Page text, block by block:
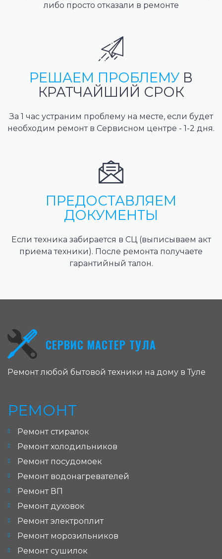
либо просто отказали в ремонте
РЕШАЕМ ПРОБЛЕМУ В
КРАТЧАЙШИЙ СРОК
За 1 час устраним проблему на месте, если будет
необходим ремонт в Сервисном центре - 1-2 дня.
ПРЕДОСТАВЛЯЕМ
ДОКУМЕНТЫ
Если техника забирается в СЦ (выписываем акт
приема техники). После ремонта получаете
гарантийный талон.
СЕРВИС МАСТЕР ТУЛА
Ремонт любой бытовой техники на дому в Туле
РЕМОНТ
Ремонт стиралок
Ремонт холодильников
Ремонт посудомоек
Ремонт водонагревателей
Ремонт ВП
Ремонт духовок
Ремонт электроплит
Ремонт морозильников
Ремонт сушилок